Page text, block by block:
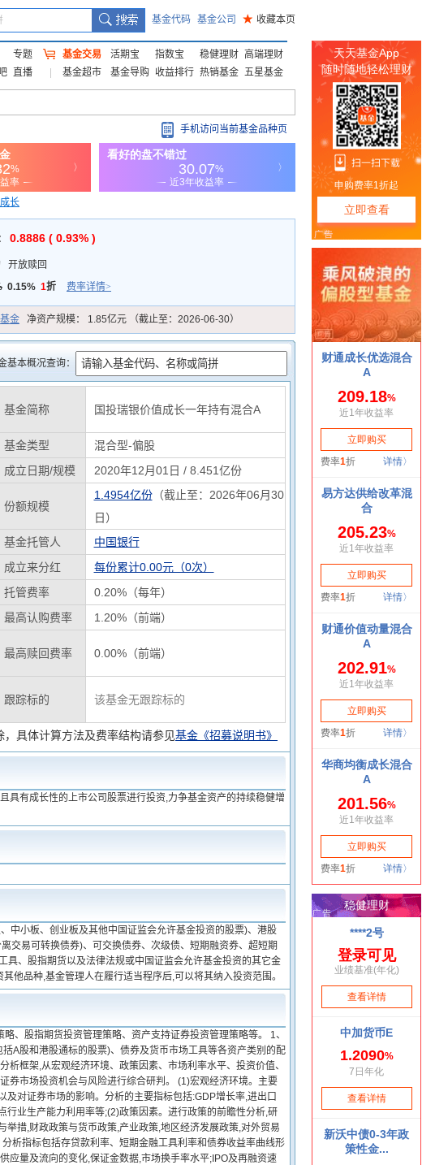
基金代码 基金公司 ★ 收藏本页
专题
直播
基金交易 活期宝 指数宝 稳健理财 高端理财
基金超市
基金导购 收益排行 热销基金 五星基金
手机访问当前基金品种页
长
0.8886 ( 0.93% )
开放赎回
0.15% 1折 费率详情>
金 净资产规模： 1.85亿元 （截止至：2026-06-30）
基本概况查询：
基金简称 国投瑞银价值成长一年持有混合A
基金类型
混合型-偏股
成立日期/规模 2020年12月01日 / 8.451亿份
份额规模
1.4954亿份（截止至：2026年06月30
日）
基金托管人
中国银行
成立来分红
每份累计0.00元（0次）
托管费率
0.20%（每年）
最高认购费率 1.20%（前端）
最高赎回费率 0.00%（前端）
跟踪标的 该基金无跟踪标的
具体计算方法及费率结构请参见基金《招募说明书》
具有成长性的上市公司股票进行投资,力争基金资产的持续稳健增
中小板、创业板及其他中国证监会允许基金投资的股票)、港股
交易可转换债券)、可交换债券、次级债、短期融资券、超短期
、股指期货以及法律法规或中国证监会允许基金投资的其它金
他品种,基金管理人在履行适当程序后,可以将其纳入投资范围。
、股指期货投资管理策略、资产支持证券投资管理策略等。 1、
A股和港股通标的股票)、债券及货币市场工具等各资产类别的配
框架,从宏观经济环境、政策因素、市场利率水平、投资价值、
券市场投资机会与风险进行综合研判。 (1)宏观经济环境。主要
对证券市场的影响。分析的主要指标包括:GDP增长率,进出口
业生产能力利用率等;(2)政策因素。进行政策的前瞻性分析,研
措,财政政策与货币政策,产业政策,地区经济发展政策,对外贸易
析指标包括存贷款利率、短期金融工具利率和债券收益率曲线形
应量及流向的变化,保证金数据,市场换手率水平;IPO及再融资速